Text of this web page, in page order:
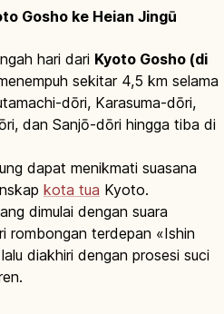
Gosho ke Heian Jingū
hari dari Kyoto Gosho (di
sekitar 4,5 km selama
dōri, Karasuma-dōri,
dan Sanjō-dōri hingga tiba di
dapat menikmati suasana
kota tua Kyoto.
dimulai dengan suara
rombongan terdepan «Ishin
diakhiri dengan prosesi suci